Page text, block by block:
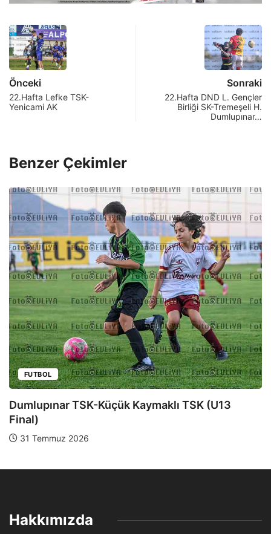
Önceki
22.Hafta Lefke TSK-
Yenicami AK
Sonraki
22.Hafta DND L. Gençler
Birliği SK-Tremeşeli H.
Dumlupınar…
Benzer Çekimler
FUTBOL
Dumlupınar TSK-Yeniboğaziçi DSK (U13 Yarı
Final)
28 Temmuz 2026
Hakkımızda